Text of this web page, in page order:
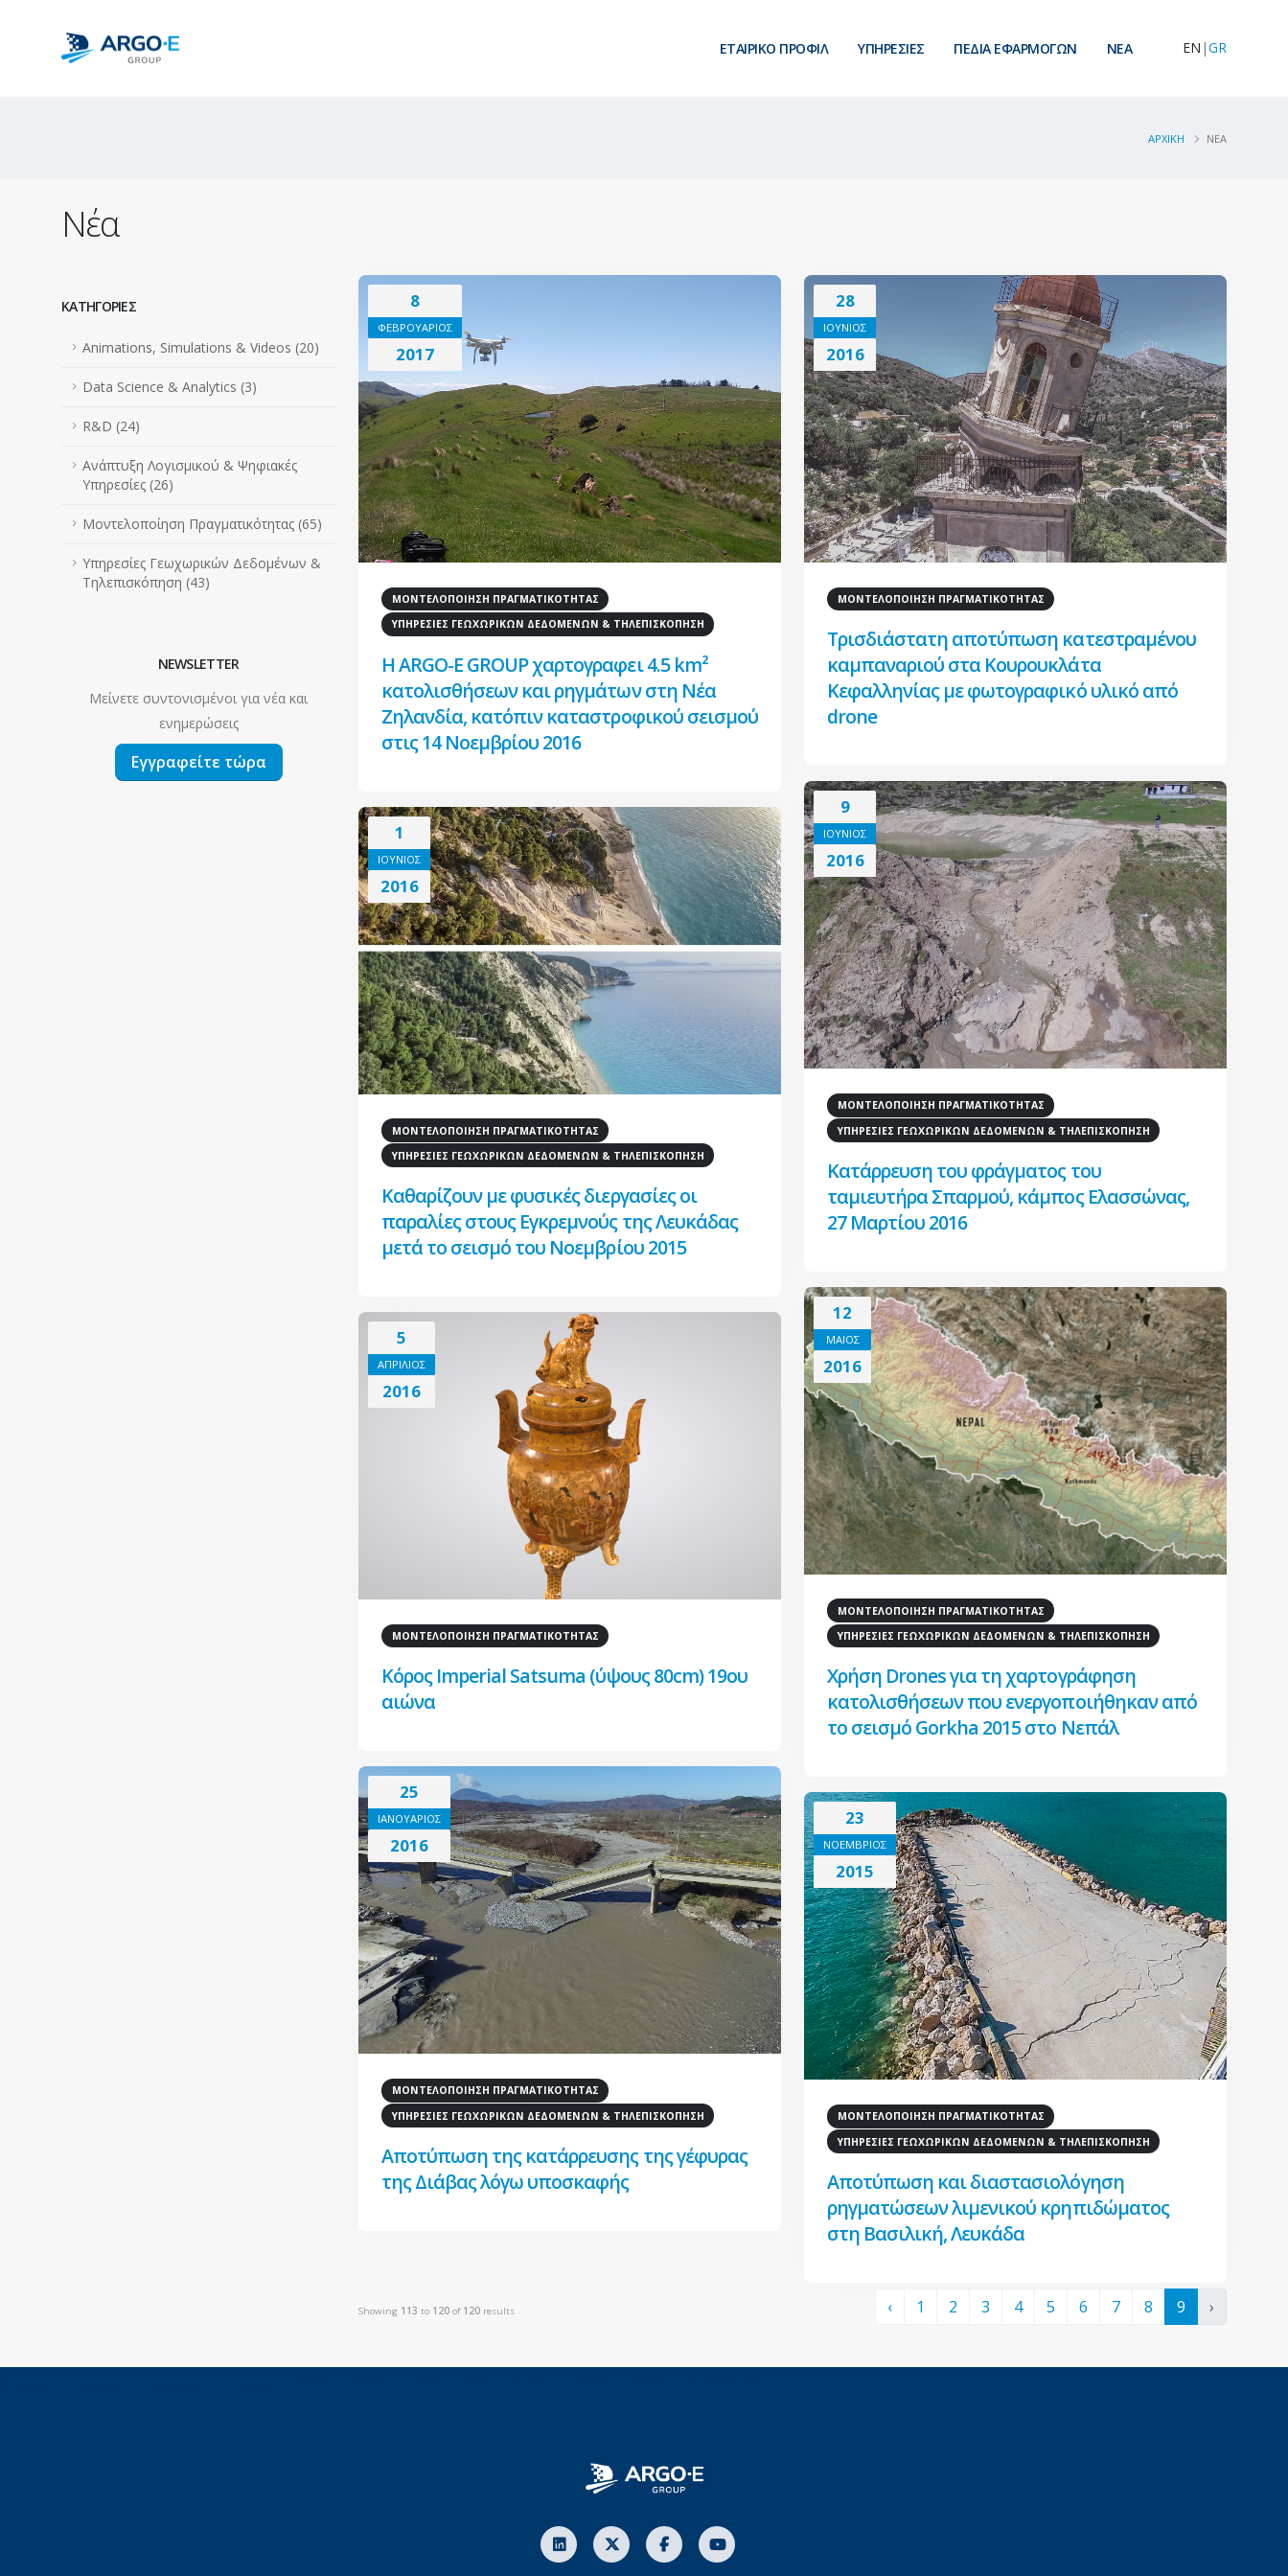
ΕΤΑΙΡΙΚΟ ΠΡΟΦΙΛ ΥΠΗΡΕΣΙΕΣ ΠΕΔΙΑ ΕΦΑΡΜΟΓΩΝ ΝEA EN |GR
ΑΡΧΙΚΗ ΝΕΑ
Νέα
ΚΑΤΗΓΟΡΙΕΣ
Animations, Simulations & Videos (20)
Data Science & Analytics (3)
R&D (24)
Ανάπτυξη Λογισμικού & Ψηφιακές
Υπηρεσίες (26)
Μοντελοποίηση Πραγματικότητας (65)
Υπηρεσίες Γεωχωρικών Δεδομένων &
Τηλεπισκόπηση (43)
NEWSLETTER
Μείνετε συντονισμένοι για νέα και
ενημερώσεις
Εγγραφείτε τώρα
8
ΦΕΒΡΟΥΑΡΙΟΣ
2017
ΜΟΝΤΕΛΟΠΟΙΗΣΗ ΠΡΑΓΜΑΤΙΚΟΤΗΤΑΣ
ΥΠΗΡΕΣΙΕΣ ΓΕΩΧΩΡΙΚΩΝ ΔΕΔΟΜΕΝΩΝ & ΤΗΛΕΠΙΣΚΟΠΗΣΗ
Η ARGO-E GROUP χαρτογραφει 4.5 km²
κατολισθήσεων και ρηγμάτων στη Νέα
Ζηλανδία, κατόπιν καταστροφικού σεισμού
στις 14 Νοεμβρίου 2016
28
ΙΟΥΝΙΟΣ
2016
ΜΟΝΤΕΛΟΠΟΙΗΣΗ ΠΡΑΓΜΑΤΙΚΟΤΗΤΑΣ
Τρισδιάστατη αποτύπωση κατεστραμένου
καμπαναριού στα Κουρουκλάτα
Κεφαλληνίας με φωτογραφικό υλικό από
drone
9
ΙΟΥΝΙΟΣ
2016
ΜΟΝΤΕΛΟΠΟΙΗΣΗ ΠΡΑΓΜΑΤΙΚΟΤΗΤΑΣ
ΥΠΗΡΕΣΙΕΣ ΓΕΩΧΩΡΙΚΩΝ ΔΕΔΟΜΕΝΩΝ & ΤΗΛΕΠΙΣΚΟΠΗΣΗ
Κατάρρευση του φράγματος του
ταμιευτήρα Σπαρμού, κάμπος Ελασσώνας,
27 Μαρτίου 2016
1
ΙΟΥΝΙΟΣ
2016
ΜΟΝΤΕΛΟΠΟΙΗΣΗ ΠΡΑΓΜΑΤΙΚΟΤΗΤΑΣ
ΥΠΗΡΕΣΙΕΣ ΓΕΩΧΩΡΙΚΩΝ ΔΕΔΟΜΕΝΩΝ & ΤΗΛΕΠΙΣΚΟΠΗΣΗ
Καθαρίζουν με φυσικές διεργασίες οι
παραλίες στους Εγκρεμνούς της Λευκάδας
μετά το σεισμό του Νοεμβρίου 2015
12
ΜΑΙΟΣ
2016
ΜΟΝΤΕΛΟΠΟΙΗΣΗ ΠΡΑΓΜΑΤΙΚΟΤΗΤΑΣ
ΥΠΗΡΕΣΙΕΣ ΓΕΩΧΩΡΙΚΩΝ ΔΕΔΟΜΕΝΩΝ & ΤΗΛΕΠΙΣΚΟΠΗΣΗ
Χρήση Drones για τη χαρτογράφηση
κατολισθήσεων που ενεργοποιήθηκαν από
το σεισμό Gorkha 2015 στο Νεπάλ
5
ΑΠΡΙΛΙΟΣ
2016
ΜΟΝΤΕΛΟΠΟΙΗΣΗ ΠΡΑΓΜΑΤΙΚΟΤΗΤΑΣ
Κόρος Imperial Satsuma (ύψους 80cm) 19ου
αιώνα
25
ΙΑΝΟΥΑΡΙΟΣ
2016
ΜΟΝΤΕΛΟΠΟΙΗΣΗ ΠΡΑΓΜΑΤΙΚΟΤΗΤΑΣ
ΥΠΗΡΕΣΙΕΣ ΓΕΩΧΩΡΙΚΩΝ ΔΕΔΟΜΕΝΩΝ & ΤΗΛΕΠΙΣΚΟΠΗΣΗ
Αποτύπωση της κατάρρευσης της γέφυρας
της Διάβας λόγω υποσκαφής
23
ΝΟΕΜΒΡΙΟΣ
2015
ΜΟΝΤΕΛΟΠΟΙΗΣΗ ΠΡΑΓΜΑΤΙΚΟΤΗΤΑΣ
ΥΠΗΡΕΣΙΕΣ ΓΕΩΧΩΡΙΚΩΝ ΔΕΔΟΜΕΝΩΝ & ΤΗΛΕΠΙΣΚΟΠΗΣΗ
Αποτύπωση και διαστασιολόγηση
ρηγματώσεων λιμενικού κρηπιδώματος
στη Βασιλική, Λευκάδα
Showing 113 to 120 of 120 results ‹ 1 2 3 4 5 6 7 8 9 ›